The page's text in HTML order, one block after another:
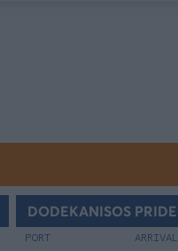
DODEKANISOS PRIDE
PORT ARRIVAL